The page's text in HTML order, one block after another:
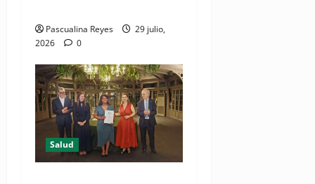
Pascualina Reyes
29 julio,
2026
0
Salud